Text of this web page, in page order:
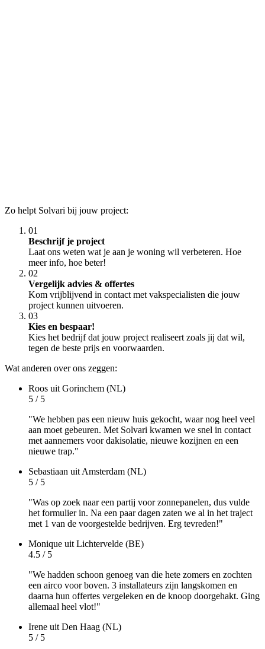
Zo helpt Solvari bij jouw project:
01
Beschrijf je project
Laat ons weten wat je aan je woning wil verbeteren. Hoe
meer info, hoe beter!
02
Vergelijk advies & offertes
Kom vrijblijvend in contact met vakspecialisten die jouw
project kunnen uitvoeren.
03
Kies en bespaar!
Kies het bedrijf dat jouw project realiseert zoals jij dat wil,
tegen de beste prijs en voorwaarden.
Wat anderen over ons zeggen:
Roos uit Gorinchem (NL)
5 / 5
"We hebben pas een nieuw huis gekocht, waar nog heel veel
aan moet gebeuren. Met Solvari kwamen we snel in contact
met aannemers voor dakisolatie, nieuwe kozijnen en een
nieuwe trap."
Sebastiaan uit Amsterdam (NL)
5 / 5
"Was op zoek naar een partij voor zonnepanelen, dus vulde
het formulier in. Na een paar dagen zaten we al in het traject
met 1 van de voorgestelde bedrijven. Erg tevreden!"
Monique uit Lichtervelde (BE)
4.5 / 5
"We hadden schoon genoeg van die hete zomers en zochten
een airco voor boven. 3 installateurs zijn langskomen en
daarna hun offertes vergeleken en de knoop doorgehakt. Ging
allemaal heel vlot!"
Irene uit Den Haag (NL)
5 / 5